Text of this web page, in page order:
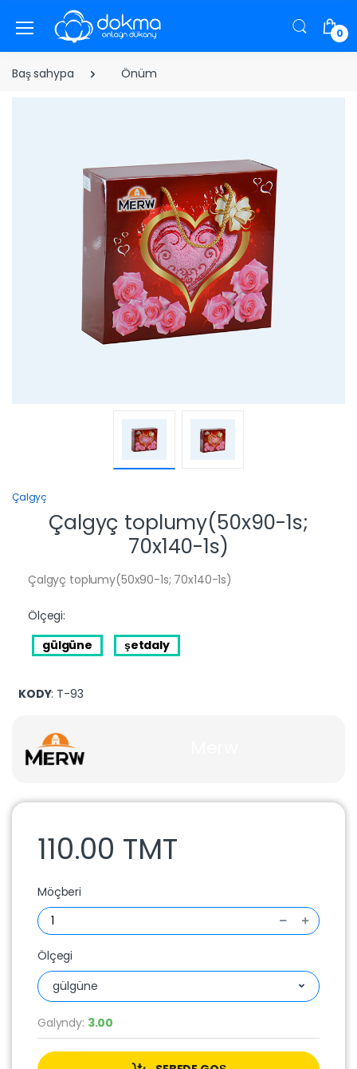
0
Baş sahypa Önüm
Çalgyç
Çalgyç toplumy(50x90-1s;
70x140-1s)
Çalgyç toplumy(50x90-1s; 70x140-1s)
Ölçegi:
gülgüne
şetdaly
KODY: T-93
110.00 TMT
Möçberi
Ölçegi
gülgüne
Galyndy: 3.00